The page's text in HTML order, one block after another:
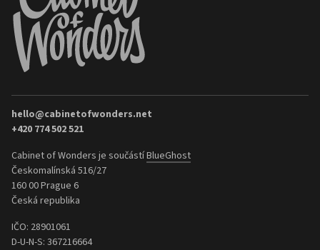
hello@cabinetofwonders.net
+420 774 502 521
Cabinet of Wonders je součástíBlueGhost
Českomalínská 516/27
160 00 Prague 6
Česká republika
IČO: 28901061
D-U-N-S: 367216664